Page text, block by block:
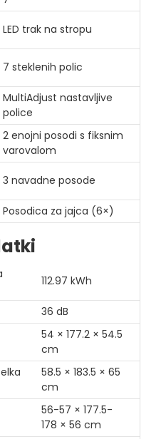
LED trak na stropu
7 steklenih polic
MultiAdjust nastavljive
police
2 enojni posodi s fiksnim
varovalom
3 navadne posode
Posodica za jajca (6×)
112.97 kWh
36 dB
54 × 177.2 × 54.5
cm
58.5 × 183.5 × 65
cm
56-57 × 177.5-
178 × 56 cm